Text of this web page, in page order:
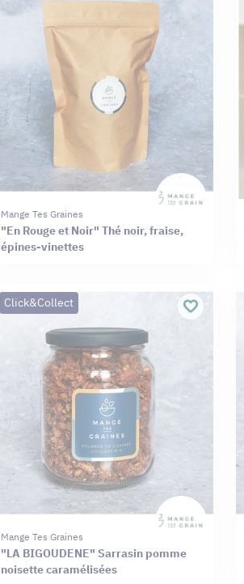
Mange Tes Graines
"En Rouge et Noir" Thé noir, fraise,
épines-vinettes
Click&Collect
Mange Tes Graines
"LA BIGOUDENE" Sarrasin pomme
noisette caramélisées